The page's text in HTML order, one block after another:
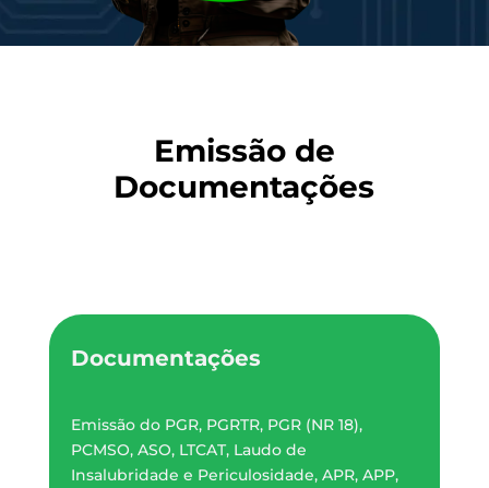
Emissão de
Documentações
Documentações
Emissão do PGR, PGRTR, PGR (NR 18),
PCMSO, ASO, LTCAT, Laudo de
Insalubridade e Periculosidade, APR, APP,